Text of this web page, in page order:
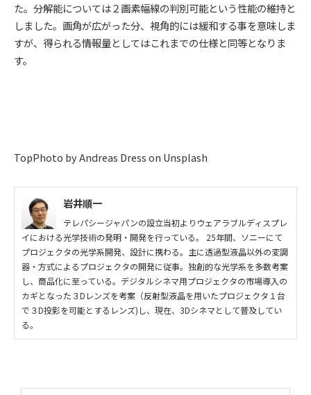
た。分解能については２画素幅線の判別可能という性能の維持と
しました。画角が広がった分、視角的には緩和する事を意味しま
すが、得られる情報量としてはこれまでの仕様と同等となりま
す。
TopPhoto by Andreas Dress on Unsplash
岩井順一
テレパシージャパンの設立当初よりウェアラブルディスプレ
イにおける光学技術の発明・開発を行っている。 25年間、ソニーにて
プロジェクタの光学系開発、設計に携わる。主に透過型液晶以外の変調
器・方式によるプロジェクタの開発に従事。独創的な光学系を多数考案
し、商品化に至っている。デジタルシネマ用プロジェクタの市場導入の
カギとなった３Dレンズを考案（反射型液晶を用いたプロジェクタ１台
で３D投影を可能とするレンズ)し、現在、3Dシネマとして普及してい
る。